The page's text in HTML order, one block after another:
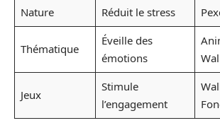
Nature
Réduit le stress
Thématique
Éveille des
émotions
Jeux
Stimule
l’engagement